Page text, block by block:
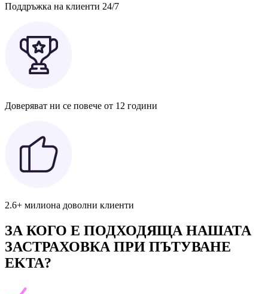
Поддръжка на клиенти 24/7
Доверяват ни се повече от 12 години
2.6+ милиона доволни клиенти
ЗА КОГО Е ПОДХОДЯЩА НАШАТА
ЗАСТРАХОВКА ПРИ ПЪТУВАНЕ
EKTA?